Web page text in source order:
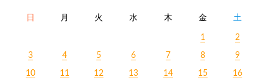
日 月 火 水 木 金 土
1 2
3 4 5 6 7 8 9
10 11 12 13 14 15 16